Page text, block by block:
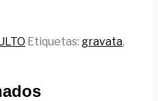
Etiquetas: gravata,